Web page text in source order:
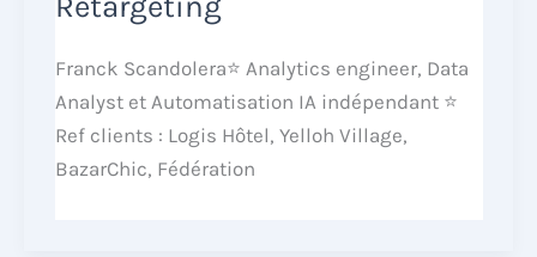
Franck Scandolera⭐ Analytics engineer, Data
Analyst et Automatisation IA indépendant ⭐
Ref clients : Logis Hôtel, Yelloh Village,
BazarChic, Fédération